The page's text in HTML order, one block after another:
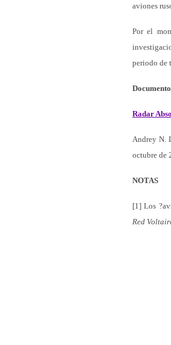
aviones
Por el
periodo de
Radar
Andrey N.
octubre de
NOTAS
[1] Los
Red